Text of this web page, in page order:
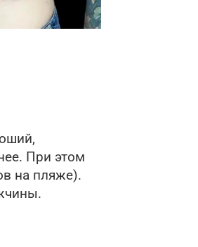
При этом
на пляже).